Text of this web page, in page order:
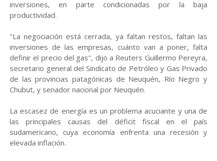
inversiones, en parte condicionadas por la baja
productividad.
"La negociación está cerrada, ya faltan restos, faltan las
inversiones de las empresas, cuánto van a poner, falta
definir el precio del gas", dijo a Reuters Guillermo Pereyra,
secretario general del Sindicato de Petróleo y Gas Privado
de las provincias patagónicas de Neuquén, Río Negro y
Chubut, y senador nacional por Neuquén.
La escasez de energía es un problema acuciante y una de
las principales causas del déficit fiscal en el país
sudamericano, cuya economía enfrenta una recesión y
elevada inflación.